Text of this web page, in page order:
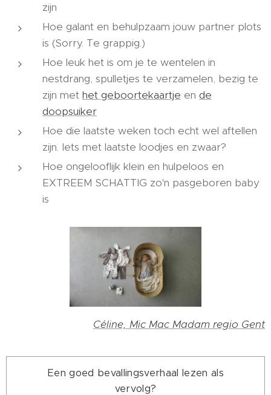
zijn
Hoe galant en behulpzaam jouw partner plots
is (Sorry. Te grappig.)
Hoe leuk het is om je te wentelen in
nestdrang, spulletjes te verzamelen, bezig te
zijn met het geboortekaartje en de
doopsuiker
Hoe die laatste weken toch echt wel aftellen
zijn. Iets met laatste loodjes en zwaar?
Hoe ongelooflijk klein en hulpeloos en
EXTREEM SCHATTIG zo'n pasgeboren baby
is
Céline, Mic Mac Madam regio Gent
Een goed bevallingsverhaal lezen als
vervolg?